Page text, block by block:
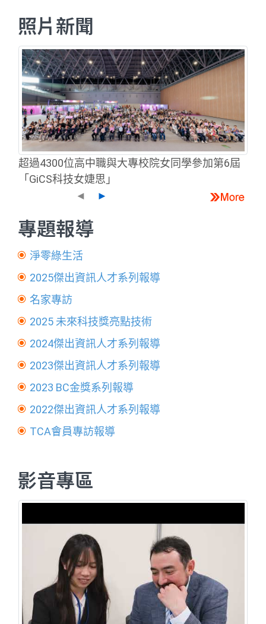
照片新聞
超過4300位高中職與大專校院女同學參加第6屆
「GiCS科技女婕思」
◄
►
專題報導
淨零綠生活
2025傑出資訊人才系列報導
名家專訪
2025 未來科技獎亮點技術
2024傑出資訊人才系列報導
2023傑出資訊人才系列報導
2023 BC金獎系列報導
2022傑出資訊人才系列報導
TCA會員專訪報導
影音專區